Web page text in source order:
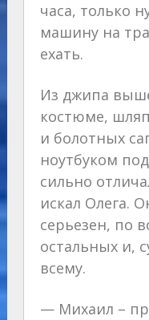
часа, только
машину на
ехать.
Из джипа
костюме,
и болотных
ноутбуком
сильно
искал Олега.
серьезен, по
остальных и,
всему.
— Михаил –